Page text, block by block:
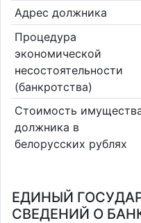
Адрес должника
Процедура
экономической
несостоятельности
(банкротства)
Стоимость
должника в
белорусских рублях
ЕДИНЫЙ
СВЕДЕНИЙ О